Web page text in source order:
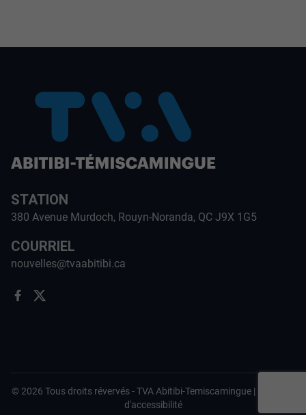
STATION
380 Avenue Murdoch, Rouyn-Noranda, QC J9X 1G5
COURRIEL
nouvelles@tvaabitibi.ca
© 2026 Tous droits révervés -TVA Abitibi-Temiscamingue |
d'accessibilité